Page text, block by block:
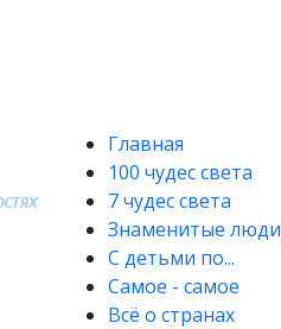
Главная
100 чудес света
7 чудес света
Знаменитые люди
С детьми по...
Самое - самое
Всё о странах